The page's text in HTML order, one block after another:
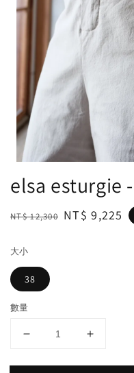
elsa esturgie
Regular
NT$ 12,300 Sale
NT$ 9,225
大小
38
數量